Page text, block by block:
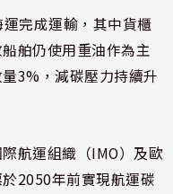
完成運輸，其中貨櫃
舶仍使用重油作為主
3%，減碳壓力持續升
航運組織（IMO）及歐
2050年前實現航運碳